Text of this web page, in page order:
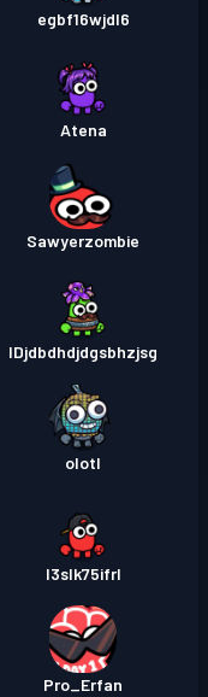
egbf16wjdl6
Atena
Sawyerzombie
IDjdbdhdjdgsbhzjsg
olotl
l3slk75ifrl
Pro_Erfan